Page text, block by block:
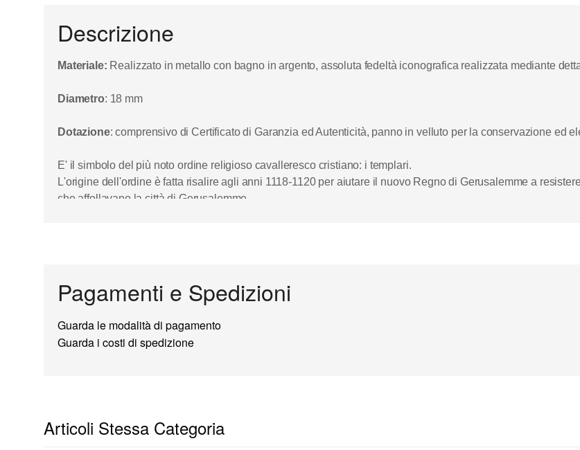
Descrizione
Materiale: Realizzato in metallo con bagno in argento, assoluta fedeltà iconografica realizzata mediante
Diametro: 18 mm
Dotazione: comprensivo di Certificato di Garanzia ed Autenticità, panno in velluto per la conservazione ed
E' il simbolo del più noto ordine religioso cavalleresco cristiano: i templari.
L'origine dell'ordine è fatta risalire agli anni 1118-1120 per aiutare il nuovo Regno di Gerusalemme a
che affollavano la città di Gerusalemme.
Pagamenti e Spedizioni
Guarda le modalità di pagamento
Guarda i costi di spedizione
Articoli Stessa Categoria